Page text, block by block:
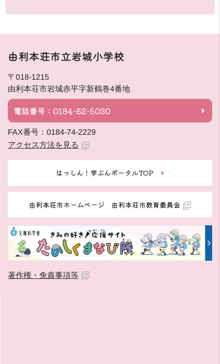
由利本荘市立岩城小学校
〒018-1215
由利本荘市岩城赤平字新鶴巻4番地
電話番号：0184-62-5030
FAX番号：0184-74-2229
アクセス方法を見る
はっしん！学ぶんポータルTOP
由利本荘市ホームページ 由利本荘市教育委員会
著作権・免責事項等